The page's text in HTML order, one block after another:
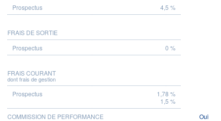
4,5 %
FRAIS DE SORTIE
0 %
FRAIS COURANT
dont frais de gestion
1,78 %
1,5 %
COMMISSION DE PERFORMANCE
Oui